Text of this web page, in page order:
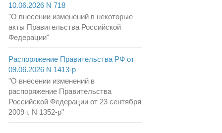
10.06.2026 N 718
"О внесении изменений в некоторые
акты Правительства Российской
Федерации"
Распоряжение Правительства РФ от
09.06.2026 N 1413-р
"О внесении изменений в
распоряжение Правительства
Российской Федерации от 23 сентября
2009 г. N 1352-р"